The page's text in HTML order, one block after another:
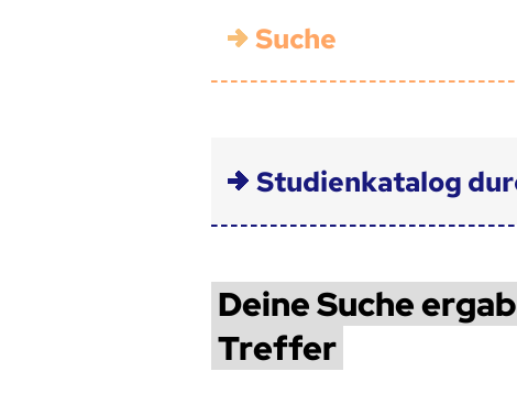
Suche
Studienkatalog
Deine Suche
Treffer